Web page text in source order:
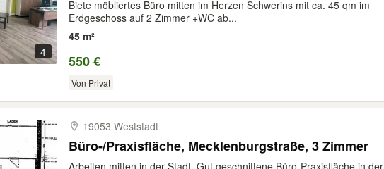
4
Biete möbliertes Büro mitten im Herzen Schwerins mit ca. 45 qm im
Erdgeschoss auf 2 Zimmer +WC ab...
45 m²
550 €
Von Privat
19053 Weststadt
Büro-/Praxisfläche, Mecklenburgstraße, 3 Zimmer
Arbeiten mitten in der Stadt. Gut geschnittene Büro-Praxisfläche in der